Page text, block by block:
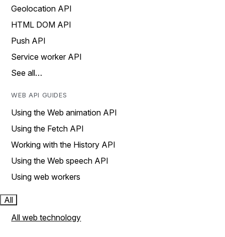
Geolocation API
HTML DOM API
Push API
Service worker API
See all…
WEB API GUIDES
Using the Web animation API
Using the Fetch API
Working with the History API
Using the Web speech API
Using web workers
All
All web technology